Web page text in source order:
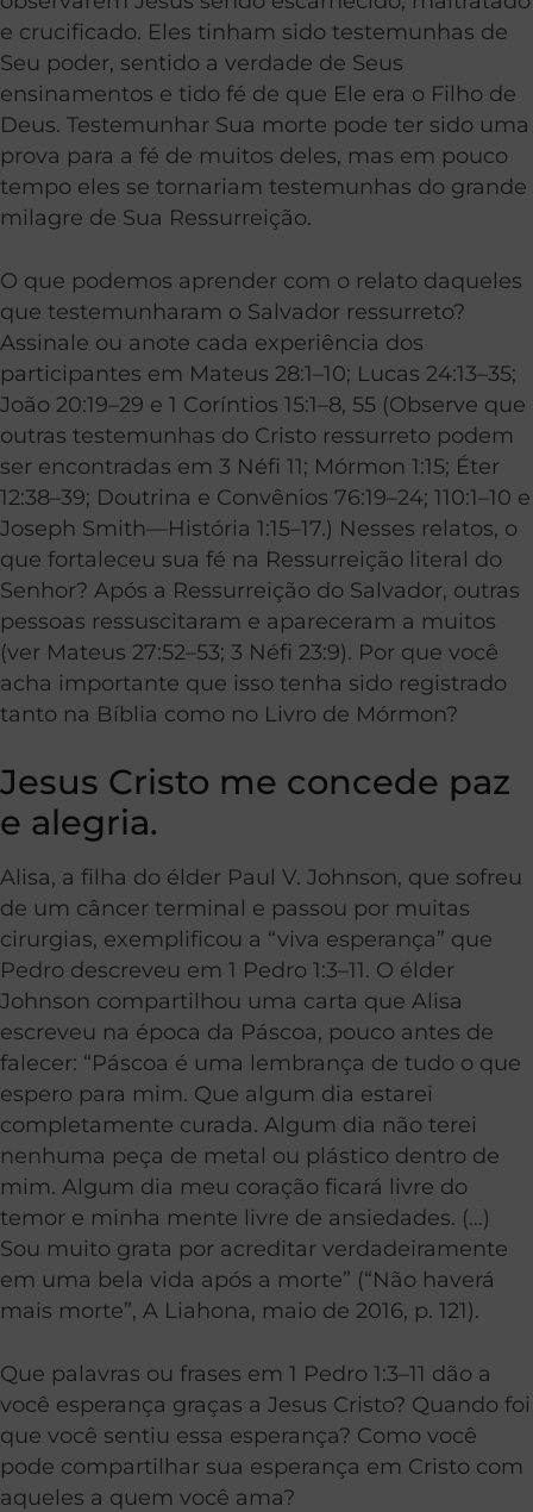
e crucificado. Eles tinham sido testemunhas de
Seu poder, sentido a verdade de Seus
ensinamentos e tido fé de que Ele era o Filho de
Deus. Testemunhar Sua morte pode ter sido uma
prova para a fé de muitos deles, mas em pouco
tempo eles se tornariam testemunhas do grande
milagre de Sua Ressurreição.
O que podemos aprender com o relato daqueles
que testemunharam o Salvador ressurreto?
Assinale ou anote cada experiência dos
participantes em Mateus 28:1–10; Lucas 24:13–35;
João 20:19–29 e 1 Coríntios 15:1–8, 55 (Observe que
outras testemunhas do Cristo ressurreto podem
ser encontradas em 3 Néfi 11; Mórmon 1:15; Éter
12:38–39; Doutrina e Convênios 76:19–24; 110:1–10 e
Joseph Smith—História 1:15–17.) Nesses relatos, o
que fortaleceu sua fé na Ressurreição literal do
Senhor? Após a Ressurreição do Salvador, outras
pessoas ressuscitaram e apareceram a muitos
(ver Mateus 27:52–53; 3 Néfi 23:9). Por que você
acha importante que isso tenha sido registrado
tanto na Bíblia como no Livro de Mórmon?
Jesus Cristo me concede paz
e alegria.
Alisa, a filha do élder Paul V. Johnson, que sofreu
de um câncer terminal e passou por muitas
cirurgias, exemplificou a “viva esperança” que
Pedro descreveu em 1 Pedro 1:3–11. O élder
Johnson compartilhou uma carta que Alisa
escreveu na época da Páscoa, pouco antes de
falecer: “Páscoa é uma lembrança de tudo o que
espero para mim. Que algum dia estarei
completamente curada. Algum dia não terei
nenhuma peça de metal ou plástico dentro de
mim. Algum dia meu coração ficará livre do
temor e minha mente livre de ansiedades. (…)
Sou muito grata por acreditar verdadeiramente
em uma bela vida após a morte” (“Não haverá
mais morte”, A Liahona, maio de 2016, p. 121).
Que palavras ou frases em 1 Pedro 1:3–11 dão a
você esperança graças a Jesus Cristo? Quando foi
que você sentiu essa esperança? Como você
pode compartilhar sua esperança em Cristo com
aqueles a quem você ama?